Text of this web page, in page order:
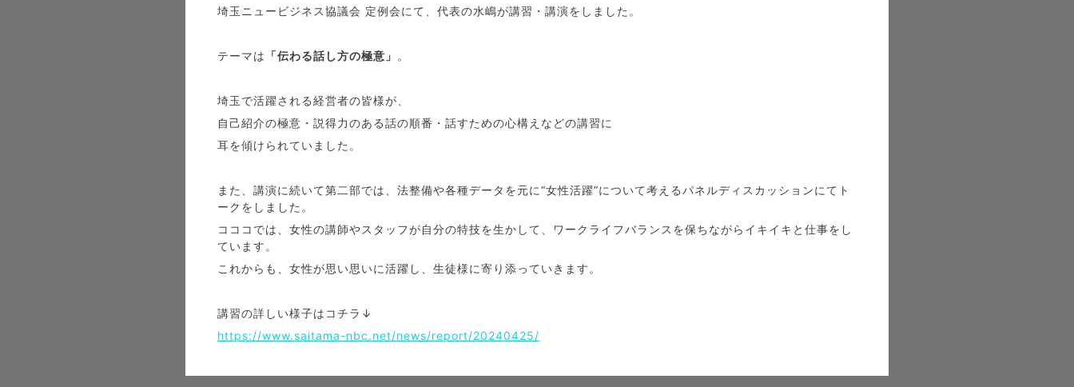
埼玉ニュービジネス協議会 定例会にて、代表の水嶋が講習・講演をしました。
テーマは 「伝わる話し方の極意」 。
埼玉で活躍される経営者の皆様が、
自己紹介の極意・説得力のある話の順番・話すための心構えなどの講習に
耳を傾けられていました。
また、講演に続いて第二部では、法整備や各種データを元に“女性活躍”について考えるパネルディスカッションにてト
ークをしました。
コココでは、女性の講師やスタッフが自分の特技を生かして、ワークライフバランスを保ちながらイキイキと仕事をし
ています。
これからも、女性が思い思いに活躍し、生徒様に寄り添っていきます。
講習の詳しい様子はコチラ↓
https://www.saitama-nbc.net/news/report/20240425/